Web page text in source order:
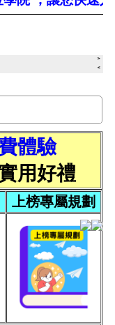
體驗
用好禮
上榜專屬規劃